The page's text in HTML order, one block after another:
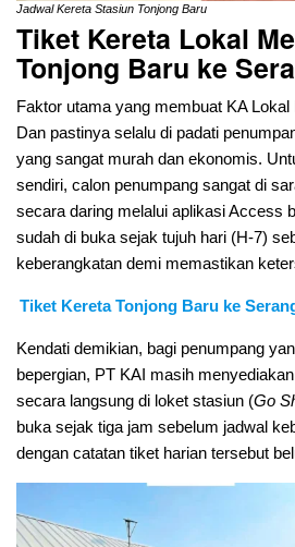
Jadwal Kereta Stasiun Tonjong Baru
Tiket Kereta Lokal
Tonjong Baru ke
Faktor utama yang membuat KA
Dan pastinya selalu di padati
yang sangat murah dan ekonomis.
sendiri, calon penumpang sangat di
secara daring melalui aplikasi Access
sudah di buka sejak tujuh hari (H-7)
keberangkatan demi memastikan
Tiket Kereta Tonjong Baru ke
Kendati demikian, bagi penumpang
bepergian, PT KAI masih
secara langsung di loket stasiun (Go
buka sejak tiga jam sebelum jadwal
dengan catatan tiket harian tersebut